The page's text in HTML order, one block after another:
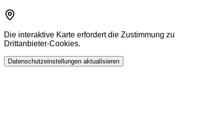
Die interaktive Karte erfordert die Zustimmung zu
Drittanbieter-Cookies.
Datenschutzeinstellungen aktualisieren